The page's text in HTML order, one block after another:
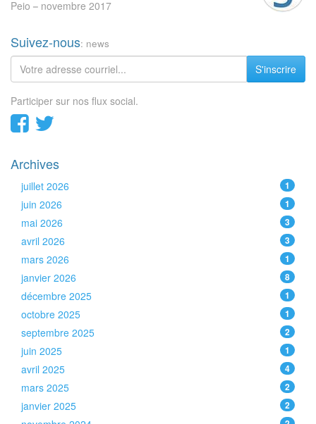
Peio novembre 2017
Suivez-nous: news
S'inscrire
Participer sur nos flux social.
Archives
juillet 2026 1
juin 2026 1
mai 2026 3
avril 2026 3
mars 2026 1
janvier 2026 8
décembre 2025 1
octobre 2025 1
septembre 2025 2
juin 2025 1
avril 2025 4
mars 2025 2
janvier 2025 2